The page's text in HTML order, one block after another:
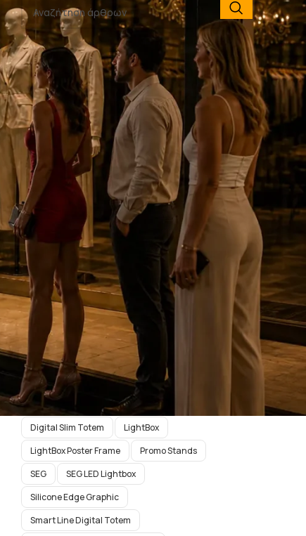
Πρόσφατα
Όταν η A.i δημιουργεί λογότυπο:
γιατί δεν είναι επαγγελματικό
αρχείο λογοτύπου
Πτυσσόμενο LED LightBox Fold & Go
85×200 για καταστήματα &
επαγγελματικούς χώρους
Τοποθέτηση: Αράχνη Πτυσσόμενο
Σταντ 150×225 Pop-Up Stand
Τοποθέτηση: Οθόνη Βιτρίνας
Καταστήματος Φαρμακείο –
Διαφημιστική Στήλη Samsung Totem
SEG LED Lightbox Φωτιζόμενη
προβολή για καταστήματα &
επαγγελματικούς χώρους
Ετικέτες προϊόντος
A-Board
Digital Signage
Digital Slim Totem
LightBox
LightBox Poster Frame
Promo Stands
SEG
SEG LED Lightbox
Silicone Edge Graphic
Smart Line Digital Totem